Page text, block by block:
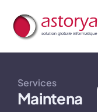
A propos de nous
Services
Maintena